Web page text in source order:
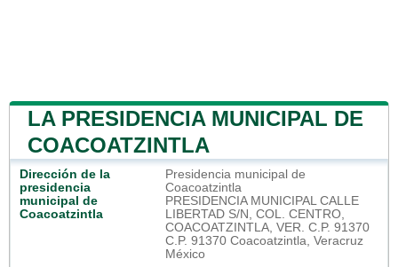
LA PRESIDENCIA MUNICIPAL DE
COACOATZINTLA
Dirección de la
presidencia
municipal de
Coacoatzintla
Presidencia municipal de
Coacoatzintla
PRESIDENCIA MUNICIPAL CALLE
LIBERTAD S/N, COL. CENTRO,
COACOATZINTLA, VER. C.P. 91370
C.P. 91370 Coacoatzintla, Veracruz
México